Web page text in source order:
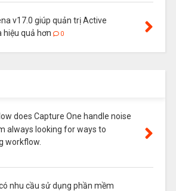
v17.0 giúp quản trị Active
hiệu quả hơn
0
does Capture One handle noise
always looking for ways to
workflow.
nhu cầu sử dụng phần mềm